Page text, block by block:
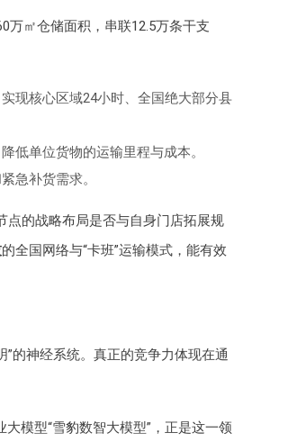
万㎡仓储面积，串联12.5万条干支
现核心区域24小时、全国绝大部分县
低单位货物的运输里程与成本。
急补货需求。
点的战略布局是否与自身门店拓展规
的全国网络与“卡班”运输模式，能有效
”的神经系统。真正的竞争力体现在通
模型“雪豹数智大模型”，正是这一领